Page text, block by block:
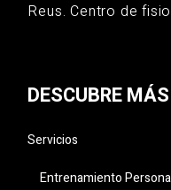
Reus. Centro de
DESCUBRE MÁS
Servicios
Entrenamiento